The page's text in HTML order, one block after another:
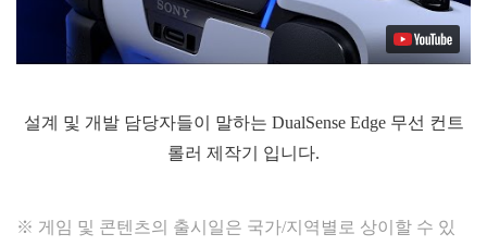
설계 및 개발 담당자들이 말하는 DualSense Edge 무선 컨트
롤러 제작기 입니다.
※ 게임 및 콘텐츠의 출시일은 국가/지역별로 상이할 수 있